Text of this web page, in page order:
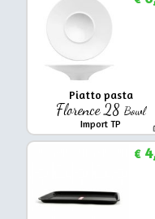
Piatto pasta
Florence 28 Bowl
Import TP
€